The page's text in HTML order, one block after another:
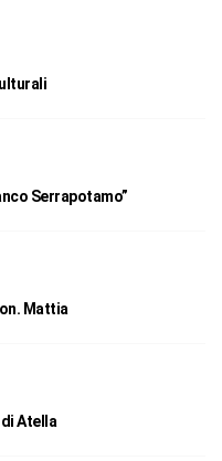
Serrapotamo”
Mattia
Atella